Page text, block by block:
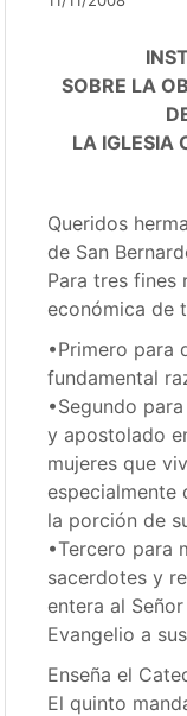
SOBRE LA
LA IGLESIA
Queridos
de San
Para tres fines
económica de
•Primero para
fundamental
•Segundo
y apostolado
mujeres que
especialmente
la porción de
•Tercero para
sacerdotes y
entera al
Evangelio a
Enseña el
El quinto